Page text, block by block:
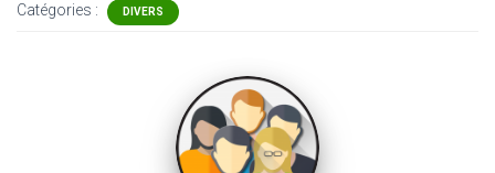
Catégories : DIVERS